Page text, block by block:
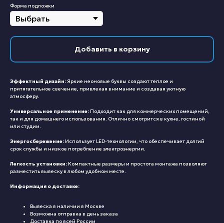
Форма подложки
Добавить в корзину
Эффектный дизайн:Яркие неоновые буквы создают теплое и
притягательное свечение, привлекая внимание и создавая уютную
атмосферу.
Универсальное применение:Подходит как для коммерческих помещений,
так и для домашнего использования. Отлично смотрится в кухне, гостиной
или студии.
Энергосбережение:Использует LED-технологии, что обеспечивает долгий
срок службы и низкое потребление электроэнергии.
Легкость установки:Компактные размеры и простота монтажа позволяют
разместить вывеску в любом удобном месте.
Информация о доставке:
Вывеска в наличии в Москве
Возможна отправка в день заказа
Доставка по всей России